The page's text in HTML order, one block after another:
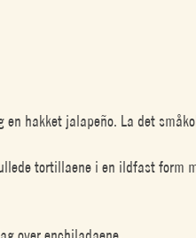
hakket jalapeño. La det
tortillaene i en ildfast form